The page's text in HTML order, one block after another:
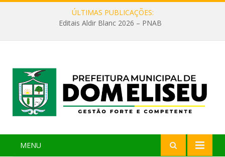
ÚLTIMAS PUBLICAÇÕES:
Editais Aldir Blanc 2026 – PNAB
MENU